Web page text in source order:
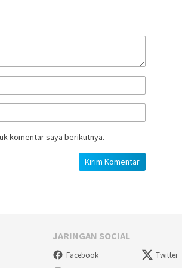
komentar saya berikutnya.
JARINGAN SOCIAL
Facebook Twitter